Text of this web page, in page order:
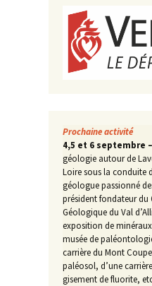
Paysages, affleurements
Prochaine activité
4,5 et 6 septembre
géologie autour de
Loire sous la conduite
géologue passionné
président fondateur du
Géologique du Val
exposition de
musée de
carrière du Mont
paléosol, d’une
gisement de fluorite,